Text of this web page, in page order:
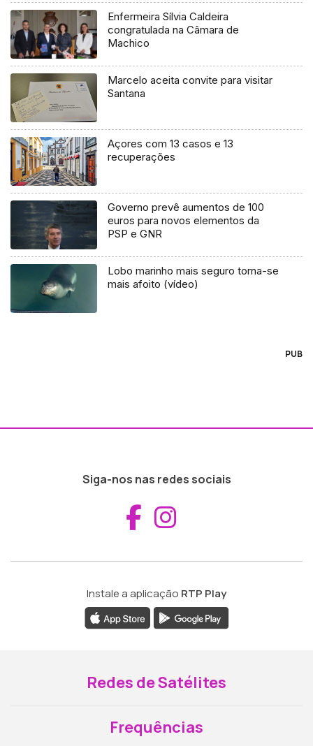
Enfermeira Sílvia Caldeira
congratulada na Câmara de
Machico
Marcelo aceita convite para visitar
Santana
Açores com 13 casos e 13
recuperações
Governo prevê aumentos de 100
euros para novos elementos da
PSP e GNR
Lobo marinho mais seguro torna-se
mais afoito (vídeo)
PUB
Siga-nos nas redes sociais
Aceder ao
Instale a aplicação RTP Play
Redes de Satélites
Frequências